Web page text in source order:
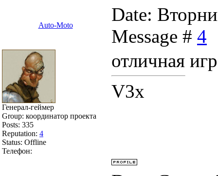
Auto-Moto
Date:
Message # 4
Генерал-геймер
Group: координатор проекта
Posts: 335
Reputation: 4
Status: Offline
Телефон:
отличная
V3x